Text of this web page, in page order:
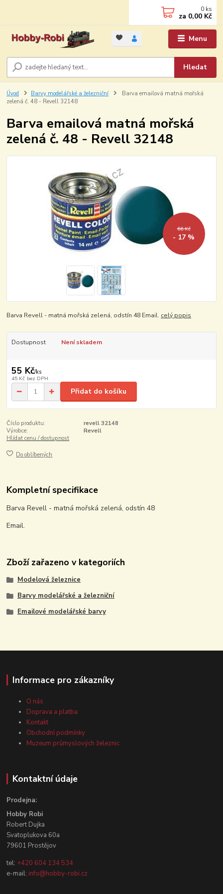
Menu
Hledat
0 ks
za 0,00 Kč
Úvod Barvy modelářské a železniční
Barva emailová matná mořská
zelená č. 48 - Revell 32148
Barva emailová matná mořská
zelená č. 48 - Revell 32148
66 Kč
- 17 %
Barva Revell - matná mořská zelená, odstín 48 Email. celý popis
Dostupnost Není skladem
55 Kč/ks
45 Kč bez DPH
Přidat do košíku
Číslo produktu:
revell 32148
Výrobce:
Revell
Hlídat cenu / dostupnost
Do oblíbených
Kompletní specifikace
Barva Revell - matná mořská zelená, odstín 48
Email.
Zboží zařazeno v kategoriích
Modelová železnice
Barvy modelářské a železniční
Emailové modelářské barvy
Informace pro zákazníky
O nás
Doprava a platba
Kontakt
Obchodní podmínky
Muzeum průmyslových železnic
Kontaktní údaje
Prodejna:
Hobby Robi
Robert Dujka
Svatoplukova 60a
79601 Prostějov
tel: +420 604 134 534
e-mail: info@hobby-robi.cz